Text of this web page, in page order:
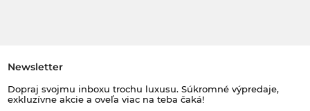
Newsletter
Dopraj svojmu inboxu trochu luxusu. Súkromné výpredaje,
exkluzívne akcie a oveľa viac na teba čaká!